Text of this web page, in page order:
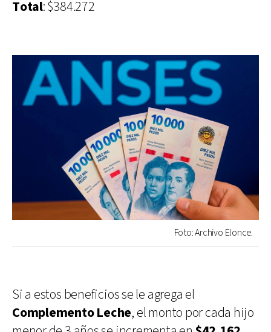
Total: $384.272
Foto: Archivo Elonce.
Si a estos beneficios se le agrega el
Complemento Leche, el monto por cada hijo